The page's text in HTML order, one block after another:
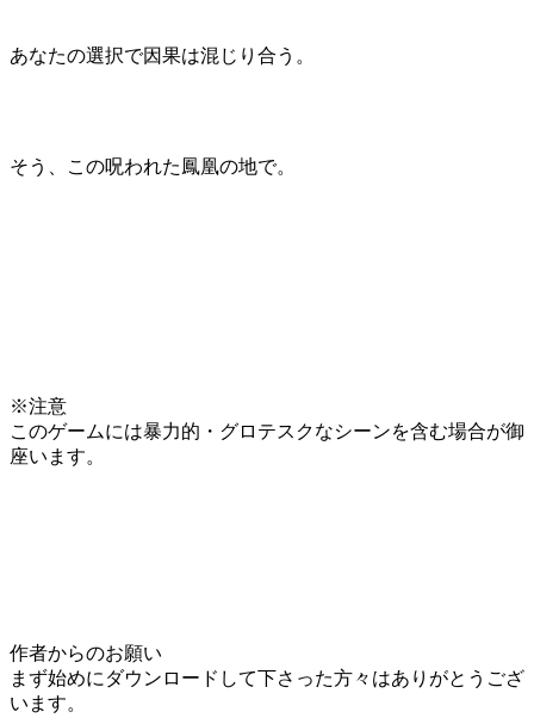
あなたの選択で因果は混じり合う。
そう、この呪われた鳳凰の地で。
※注意
このゲームには暴力的・グロテスクなシーンを含む場合が御
座います。
作者からのお願い
まず始めにダウンロードして下さった方々はありがとうござ
います。